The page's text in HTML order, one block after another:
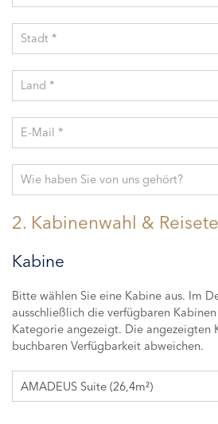
Stadt *
Land *
E-Mail *
Wie haben Sie von uns gehört?
2. Kabinenwahl &
Kabine
Bitte wählen Sie eine Kabine aus. Im
ausschließlich die verfügbaren
Kategorie angezeigt. Die angezeigten
buchbaren Verfügbarkeit abweichen.
AMADEUS Suite (26,4m²)